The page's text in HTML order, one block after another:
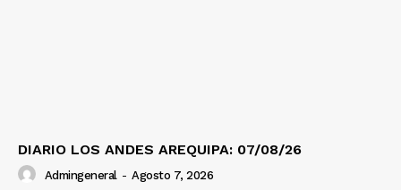
DIARIO LOS ANDES AREQUIPA: 07/08/26
Admingeneral - Agosto 7, 2026